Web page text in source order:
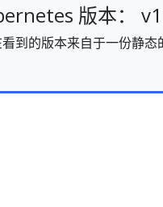
版本：
到的版本来自于一份静态